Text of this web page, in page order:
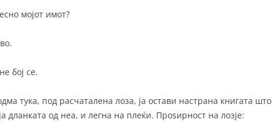
мојот имот?
бој се.
тука, под расчаталена лоза, ја остави настрана книгата што
дланката од неа, и легна на плеќи. Проѕирност на лозје: